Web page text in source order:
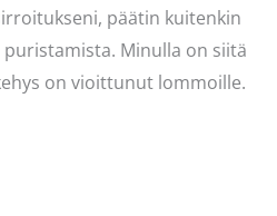
päätin kuitenkin
puristamista. Minulla on siitä
on vioittunut lommoille.